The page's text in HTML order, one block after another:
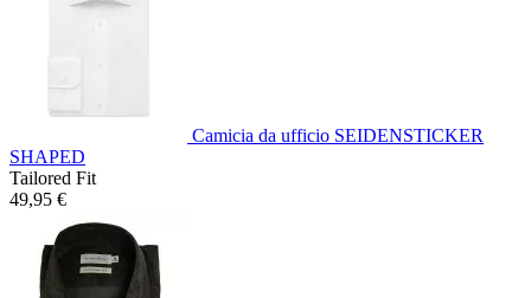
Camicia da ufficio SEIDENSTICKER
SHAPED
Tailored Fit
49,95 €